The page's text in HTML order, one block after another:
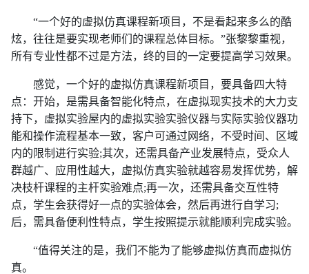
“一个好的虚拟仿真课程新项目，不是看起来多么的酷
炫，往往是要实现老师们的课程总体目标。”张黎黎重视，
所有专业性都不过是方法，终的目的一定要提高学习效果。
感觉，一个好的虚拟仿真课程新项目，要具备四大特
点：开始，是需具备智能化特点，在虚拟现实技术的大力支
持下，虚拟实验屋内的虚拟实验实验仪器与实际实验仪器功
能和操作流程基本一致，客户可通过网络，不受时间、区域
内的限制进行实验;其次，还需具备产业发展特点，受众人
群越广、应用性越大，虚拟仿真实验就越容易发挥优势，解
决枝杆课程的主杆实验难点;再一次，还需具备交互性特
点，学生会获得好一点的实验体会，然后再进行自学习;
后，需具备便利性特点，学生按照提示就能顺利完成实验。
“值得关注的是，我们不能为了能够虚拟仿真而虚拟仿
真。